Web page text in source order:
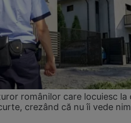
românilor care locuiesc la
crezând că nu îi vede